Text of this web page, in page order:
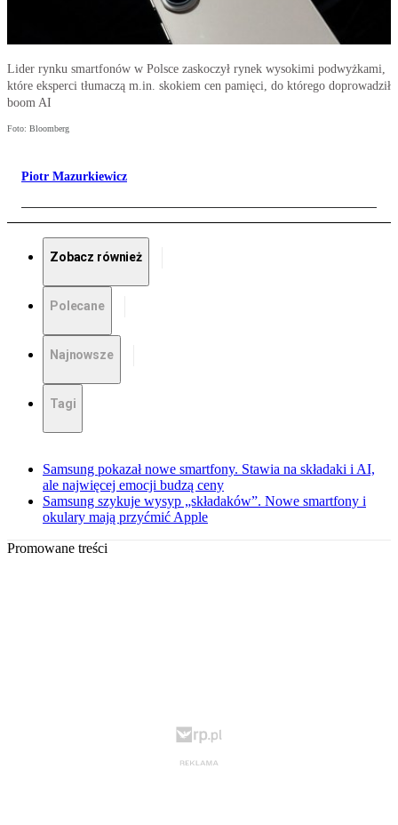
Lider rynku smartfonów w Polsce zaskoczył rynek wysokimi podwyżkami,
które eksperci tłumaczą m.in. skokiem cen pamięci, do którego doprowadził
boom AI
Foto: Bloomberg
Piotr Mazurkiewicz
Zobacz również
Polecane
Najnowsze
Tagi
Samsung pokazał nowe smartfony. Stawia na składaki i AI,
ale najwięcej emocji budzą ceny
Samsung szykuje wysyp „składaków”. Nowe smartfony i
okulary mają przyćmić Apple
Promowane treści